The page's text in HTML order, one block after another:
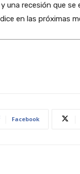
una recesión que se
en las próximas
Facebook